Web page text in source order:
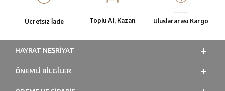
Ücretsiz İade Toplu Al, Kazan Uluslararası Kargo
HAYRAT NEŞRIYAT
ÖNEMLI BILGILER